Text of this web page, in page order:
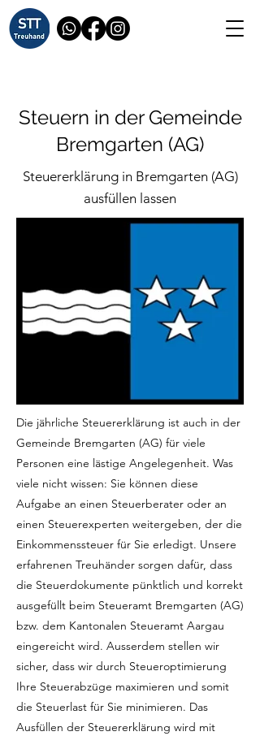
Steuern in der Gemeinde
Bremgarten (AG)
Steuererklärung in Bremgarten (AG)
ausfüllen lassen
Die jährliche Steuererklärung ist auch in der
Gemeinde Bremgarten (AG) für viele
Personen eine lästige Angelegenheit. Was
viele nicht wissen: Sie können diese
Aufgabe an einen Steuerberater oder an
einen Steuerexperten weitergeben, der die
Einkommenssteuer für Sie erledigt. Unsere
erfahrenen Treuhänder sorgen dafür, dass
die Steuerdokumente pünktlich und korrekt
ausgefüllt beim Steueramt Bremgarten (AG)
bzw. dem Kantonalen Steueramt Aargau
eingereicht wird. Ausserdem stellen wir
sicher, dass wir durch Steueroptimierung
Ihre Steuerabzüge maximieren und somit
die Steuerlast für Sie minimieren. Das
Ausfüllen der Steuererklärung wird mit